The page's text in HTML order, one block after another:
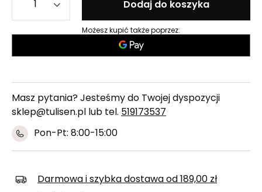
Dodaj do koszyka
Możesz kupić także poprzez:
Masz pytania? Jesteśmy do Twojej dyspozycji
sklep@tulisen.pl lub tel. 519173537
Pon-Pt: 8:00-15:00
Darmowa i szybka dostawa od 189,00 zł